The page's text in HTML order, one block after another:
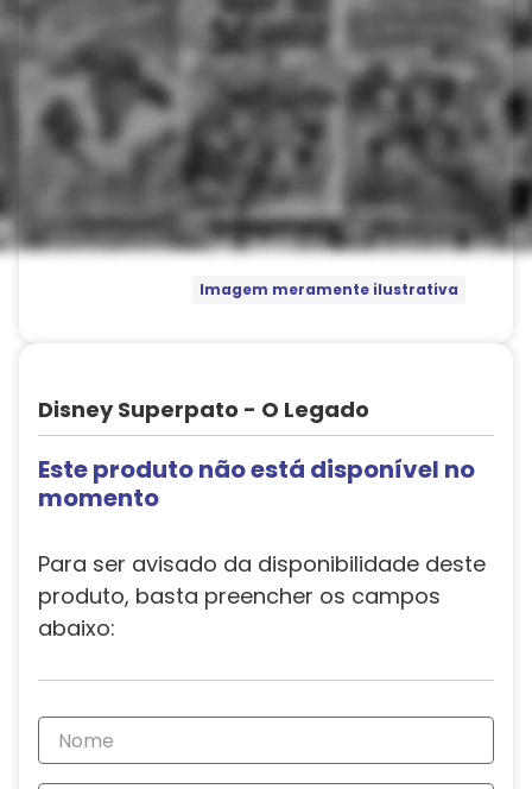
Imagem meramente ilustrativa
Disney Superpato - O Legado
Este produto não está disponível no
momento
Para ser avisado da disponibilidade deste
produto, basta preencher os campos
abaixo: